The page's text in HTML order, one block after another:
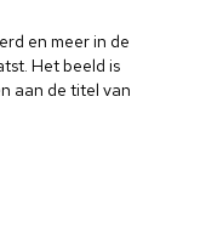
en meer in de
Het beeld is
aan de titel van